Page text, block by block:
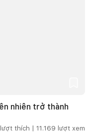
nhiên trở thành
lượt thích | 11.169 lượt xem